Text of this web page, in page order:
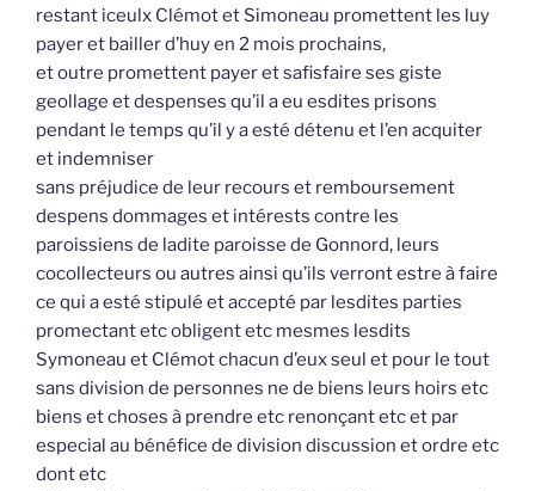
restant iceulx Clémot et Simoneau promettent les luy
payer et bailler d’huy en 2 mois prochains,
et outre promettent payer et safisfaire ses giste
geollage et despenses qu’il a eu esdites prisons
pendant le temps qu’il y a esté détenu et l’en acquiter
et indemniser
sans préjudice de leur recours et remboursement
despens dommages et intérests contre les
paroissiens de ladite paroisse de Gonnord, leurs
cocollecteurs ou autres ainsi qu’ils verront estre à faire
ce qui a esté stipulé et accepté par lesdites parties
promectant etc obligent etc mesmes lesdits
Symoneau et Clémot chacun d’eux seul et pour le tout
sans division de personnes ne de biens leurs hoirs etc
biens et choses à prendre etc renonçant etc et par
especial au bénéfice de division discussion et ordre etc
dont etc